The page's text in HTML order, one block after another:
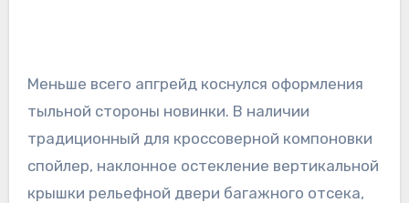
Меньше всего апгрейд коснулся оформления
тыльной стороны новинки. В наличии
традиционный для кроссоверной компоновки
спойлер, наклонное остекление вертикальной
крышки рельефной двери багажного отсека,